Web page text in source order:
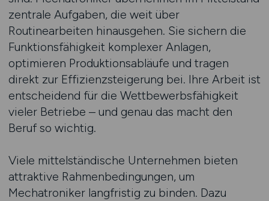
zentrale Aufgaben, die weit über
Routinearbeiten hinausgehen. Sie sichern die
Funktionsfähigkeit komplexer Anlagen,
optimieren Produktionsabläufe und tragen
direkt zur Effizienzsteigerung bei. Ihre Arbeit ist
entscheidend für die Wettbewerbsfähigkeit
vieler Betriebe – und genau das macht den
Beruf so wichtig.
Viele mittelständische Unternehmen bieten
attraktive Rahmenbedingungen, um
Mechatroniker langfristig zu binden. Dazu